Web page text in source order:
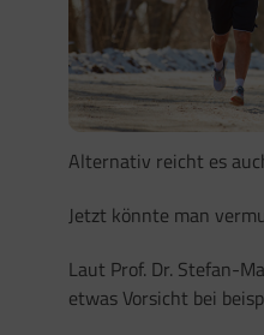
Alternativ reicht es
Jetzt könnte man
Laut Prof. Dr. Stefan-
etwas Vorsicht bei